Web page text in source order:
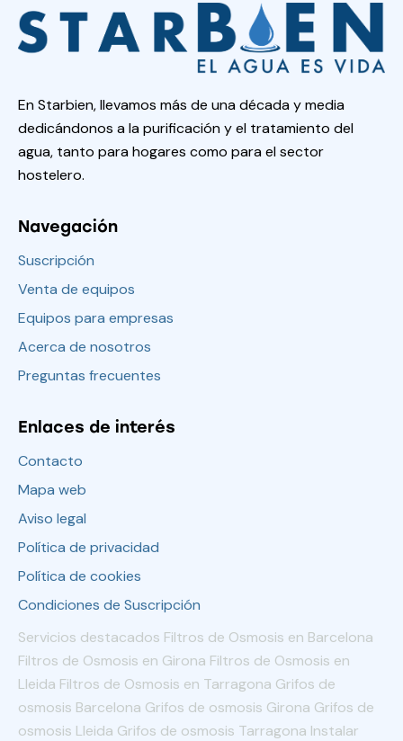
En Starbien, llevamos más de una década y media
dedicándonos a la purificación y el tratamiento del
agua, tanto para hogares como para el sector
hostelero.
Navegación
Suscripción
Venta de equipos
Equipos para empresas
Acerca de nosotros
Preguntas frecuentes
Enlaces de interés
Contacto
Mapa web
Aviso legal
Política de privacidad
Política de cookies
Condiciones de Suscripción
Servicios destacados Filtros de Osmosis en Barcelona
Filtros de Osmosis en Girona Filtros de Osmosis en
Lleida Filtros de Osmosis en Tarragona Grifos de
osmosis Barcelona Grifos de osmosis Girona Grifos de
osmosis Lleida Grifos de osmosis Tarragona Instalar